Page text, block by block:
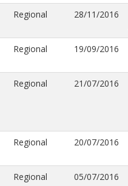
Regional 28/11/2016
Regional 19/09/2016
Regional 21/07/2016
Regional 20/07/2016
Regional 05/07/2016